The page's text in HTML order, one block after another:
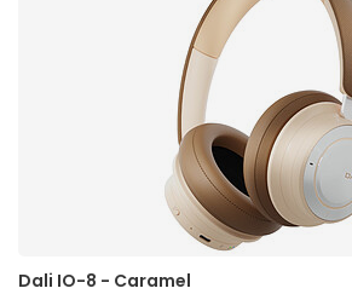
Dali IO-8 - Caramel